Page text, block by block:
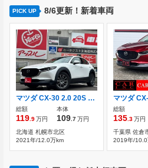
PICK UP 8/6更新！新着車両
マツダ CX-30 2.0 20S Lパッケージ 4WD マツダコネクト/テレビ/アラウンドビューモ
総額
119 .9万円
本体
109 .7万円
北海道 札幌市北区
2021年/12.0万km
総額
135 .3万円
千葉県 佐倉
2019年/10.0